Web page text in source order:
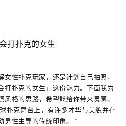
打扑克的女生
性扑克玩家，还是计划自己拍照，
打扑克的女生」这份魅力。下面我为
格的思路，希望能给你带来灵感。
扑克舞台上，有许多才华与美貌并存
性主导的传统印象。 * ...